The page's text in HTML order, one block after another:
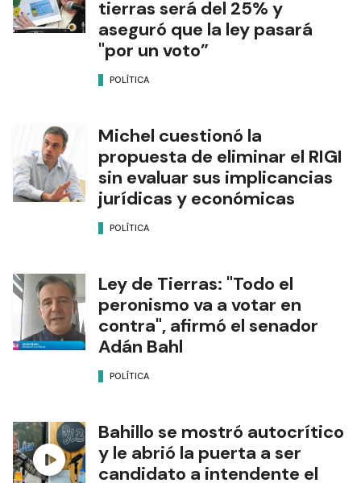
tierras será del 25% y
aseguró que la ley pasará
"por un voto”
POLÍTICA
Michel cuestionó la
propuesta de eliminar el RIGI
sin evaluar sus implicancias
jurídicas y económicas
POLÍTICA
Ley de Tierras: "Todo el
peronismo va a votar en
contra", afirmó el senador
Adán Bahl
POLÍTICA
Bahillo se mostró autocrítico
y le abrió la puerta a ser
candidato a intendente el